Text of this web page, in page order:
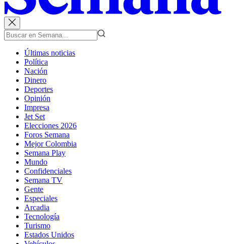
Últimas noticias
Política
Nación
Dinero
Deportes
Opinión
Impresa
Jet Set
Elecciones 2026
Foros Semana
Mejor Colombia
Semana Play
Mundo
Confidenciales
Semana TV
Gente
Especiales
Arcadia
Tecnología
Turismo
Estados Unidos